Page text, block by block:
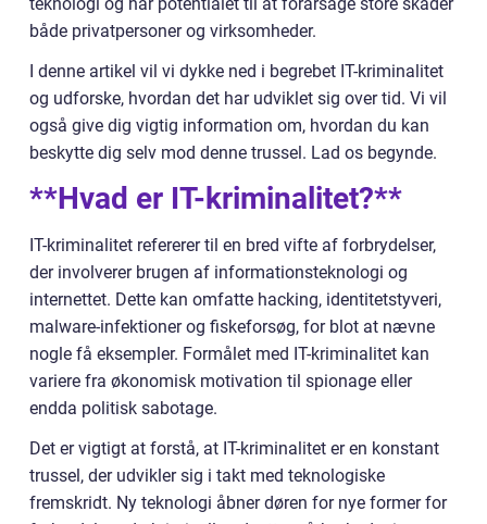
både privatpersoner og virksomheder.
I denne artikel vil vi dykke ned i begrebet IT-kriminalitet
og udforske, hvordan det har udviklet sig over tid. Vi vil
også give dig vigtig information om, hvordan du kan
beskytte dig selv mod denne trussel. Lad os begynde.
**Hvad er IT-kriminalitet?**
IT-kriminalitet refererer til en bred vifte af forbrydelser,
der involverer brugen af informationsteknologi og
internettet. Dette kan omfatte hacking, identitetstyveri,
malware-infektioner og fiskeforsøg, for blot at nævne
nogle få eksempler. Formålet med IT-kriminalitet kan
variere fra økonomisk motivation til spionage eller
endda politisk sabotage.
Det er vigtigt at forstå, at IT-kriminalitet er en konstant
trussel, der udvikler sig i takt med teknologiske
fremskridt. Ny teknologi åbner døren for nye former for